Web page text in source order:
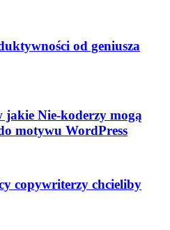
od geniusza
jakie Nie-koderzy mogą
motywu WordPress
copywriterzy chcieliby